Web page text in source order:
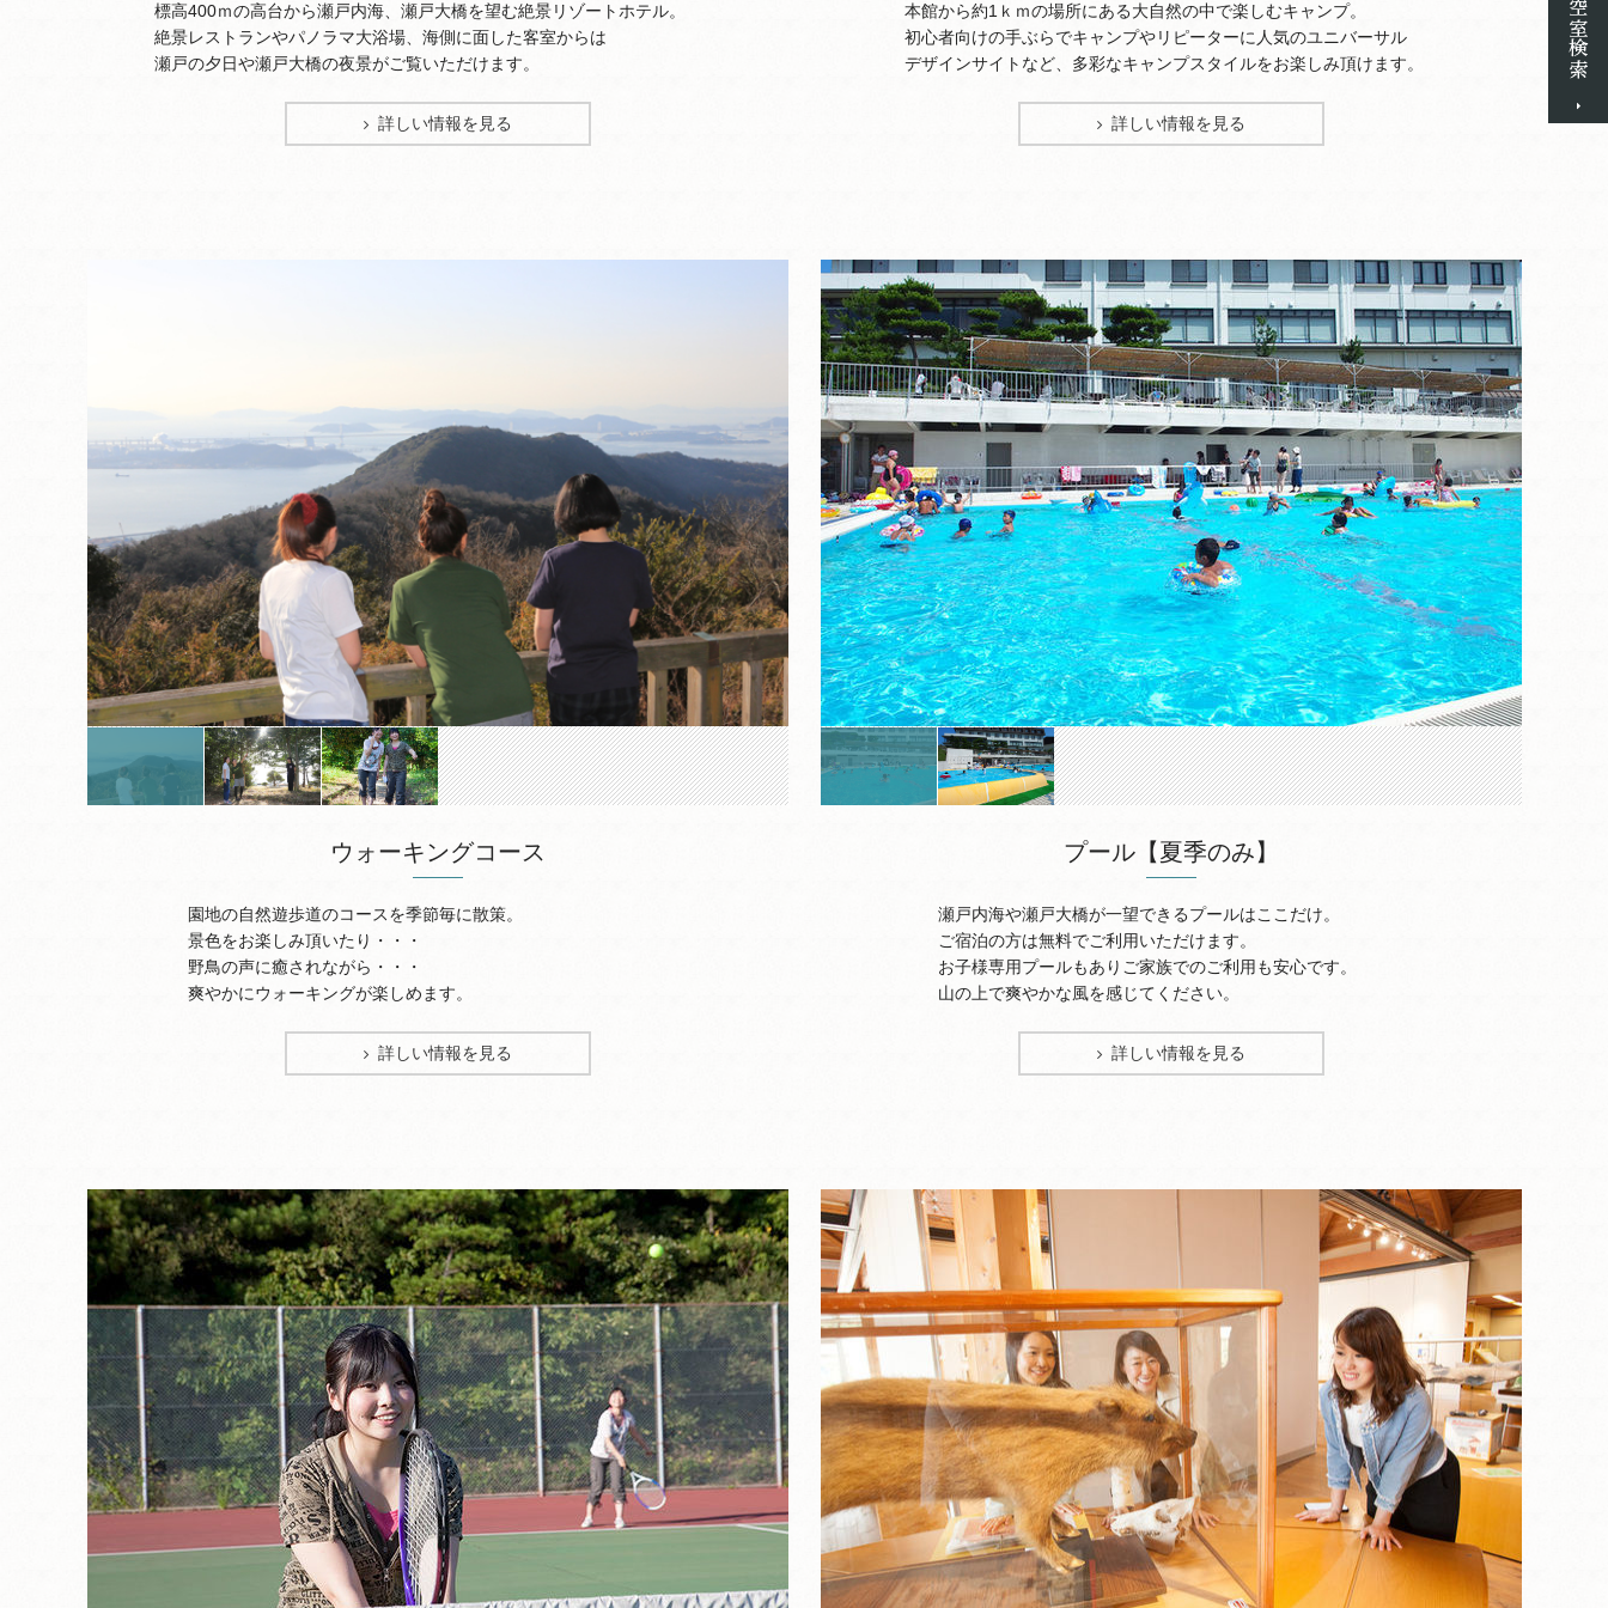
標高400ｍの高台から瀬戸内海、瀬戸大橋を望む絶景リゾートホテル。
絶景レストランやパノラマ大浴場、海側に面した客室からは
瀬戸の夕日や瀬戸大橋の夜景がご覧いただけます。
詳しい情報を見る
本館から約1ｋｍの場所にある大自然の中で楽しむキャンプ。
初心者向けの手ぶらでキャンプやリピーターに人気のユニバーサル
デザインサイトなど、多彩なキャンプスタイルをお楽しみ頂けます。
詳しい情報を見る
ウォーキングコース
園地の自然遊歩道のコースを季節毎に散策。
景色をお楽しみ頂いたり・・・
野鳥の声に癒されながら・・・
爽やかにウォーキングが楽しめます。
詳しい情報を見る
プール【夏季のみ】
瀬戸内海や瀬戸大橋が一望できるプールはここだけ。
ご宿泊の方は無料でご利用いただけます。
お子様専用プールもありご家族でのご利用も安心です。
山の上で爽やかな風を感じてください。
詳しい情報を見る